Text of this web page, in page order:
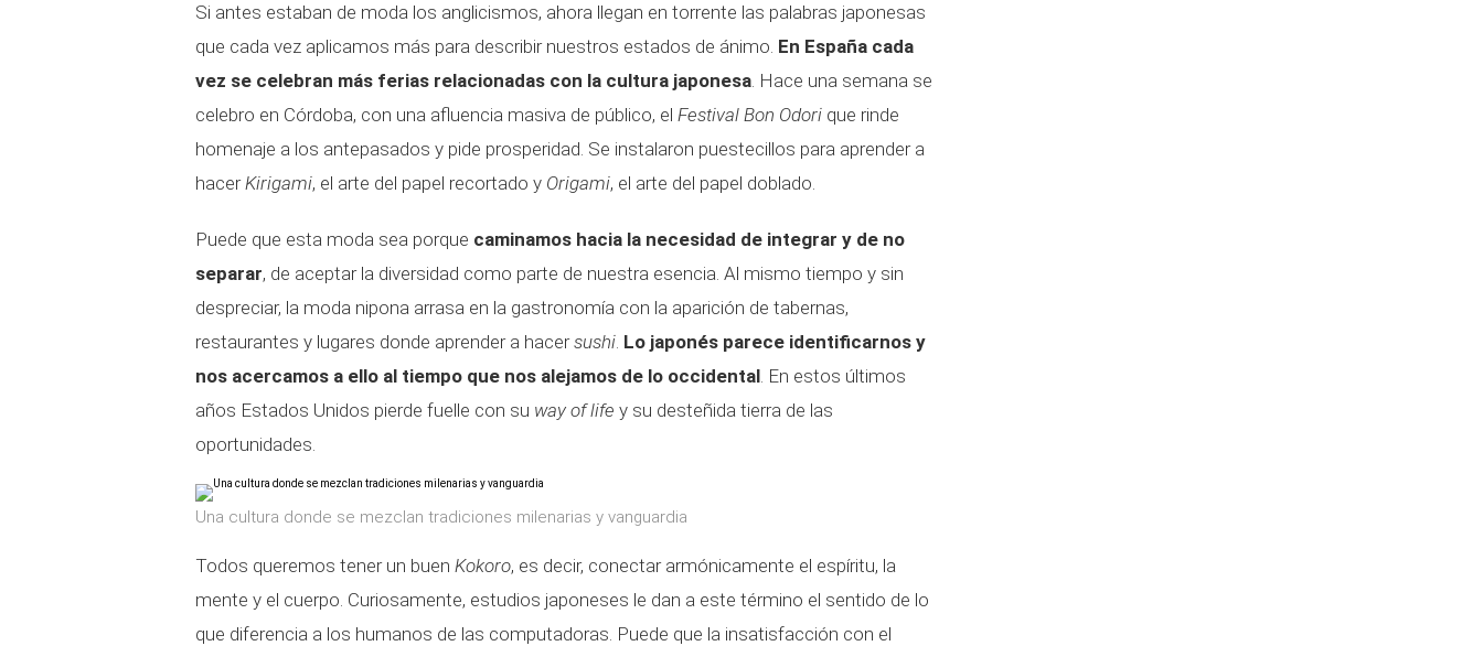
Si antes estaban de moda los anglicismos, ahora llegan en torrente las palabras japonesas
que cada vez aplicamos más para describir nuestros estados de ánimo. En España cada
vez se celebran más ferias relacionadas con la cultura japonesa. Hace una semana se
celebro en Córdoba, con una afluencia masiva de público, el Festival Bon Odori que rinde
homenaje a los antepasados y pide prosperidad. Se instalaron puestecillos para aprender a
hacerKirigami, el arte del papel recortado y Origami, el arte del papel doblado.
Puede que esta moda sea porque caminamos hacia la necesidad de integrar y de no
separar, de aceptar la diversidad como parte de nuestra esencia. Al mismo tiempo y sin
despreciar, la moda nipona arrasa en la gastronomía con la aparición de tabernas,
restaurantes y lugares donde aprender a hacersushi. Lo japonés parece identificarnos y
nos acercamos a ello al tiempo que nos alejamos de lo occidental. En estos últimos
años Estados Unidos pierde fuelle con su way of life y su desteñida tierra de las
oportunidades.
Una cultura donde se mezclan tradiciones milenarias y vanguardia
Todos queremos tener un buen Kokoro, es decir, conectar armónicamente el espíritu, la
mente y el cuerpo. Curiosamente, estudios japoneses le dan a este término el sentido de lo
que diferencia a los humanos de las computadoras. Puede que la insatisfacción con el